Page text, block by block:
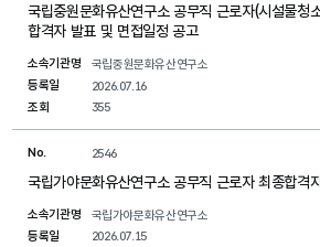
국립중원문화유산연구소 공무직 근로자(시설물청
합격자 발표 및 면접일정 공고
소속기관명
국립중원문화유산연구소
등록일
2026.07.16
조회
355
No. 2546
국립가야문화유산연구소 공무직 근로자 최종합격
소속기관명
국립가야문화유산연구소
등록일
2026.07.15